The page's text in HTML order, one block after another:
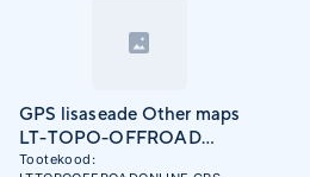
GPS lisaseade Other maps
LT-TOPO-OFFROAD
ONLINE
Tootekood: